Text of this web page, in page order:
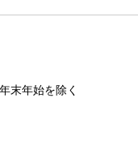
末年始を除く